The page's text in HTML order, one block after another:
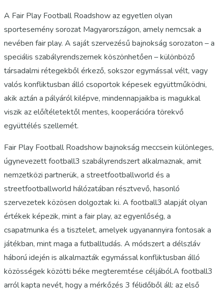
A Fair Play Football Roadshow az egyetlen olyan
sportesemény sorozat Magyarországon, amely nemcsak a
nevében fair play. A saját szervezésű bajnokság sorozaton – a
speciális szabályrendszernek köszönhetően – különböző
társadalmi rétegekből érkező, sokszor egymással vélt, vagy
valós konfliktusban álló csoportok képesek együttműködni,
akik aztán a pályáról kilépve, mindennapjaikba is magukkal
viszik az előítéletektől mentes, kooperációra törekvő
együttélés szellemét.
Fair Play Football Roadshow bajnokság meccsein különleges,
úgynevezett football3 szabályrendszert alkalmaznak, amit
nemzetközi partnerük, a streetfootballworld és a
streetfootballworld hálózatában résztvevő, hasonló
szervezetek közösen dolgoztak ki. A football3 alapját olyan
értékek képezik, mint a fair play, az egyenlőség, a
csapatmunka és a tisztelet, amelyek ugyanannyira fontosak a
játékban, mint maga a futballtudás. A módszert a délszláv
háború idején is alkalmazták egymással konfliktusban álló
közösségek közötti béke megteremtése céljából.A football3
arról kapta nevét, hogy a mérkőzés 3 félidőből áll: az első